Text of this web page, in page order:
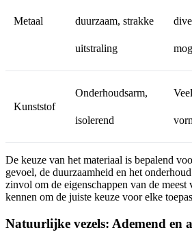
Metaal duurzaam, strakke
uitstraling
Kunststof
Onderhoudsarm,
isolerend
De keuze van het materiaal is bepalend
gevoel, de duurzaamheid en het
zinvol om de eigenschappen van de meest
kennen om de juiste keuze voor elke
Natuurlijke vezels: Ademend en